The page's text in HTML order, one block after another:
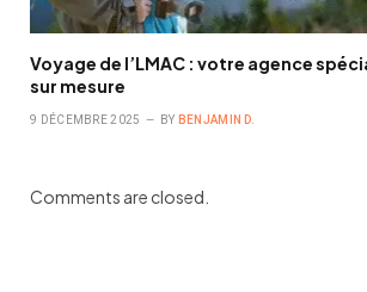
Voyage de l’LMAC : votre agence
sur mesure
9 DÉCEMBRE 2025 BY BENJAMIN D.
Comments are closed.